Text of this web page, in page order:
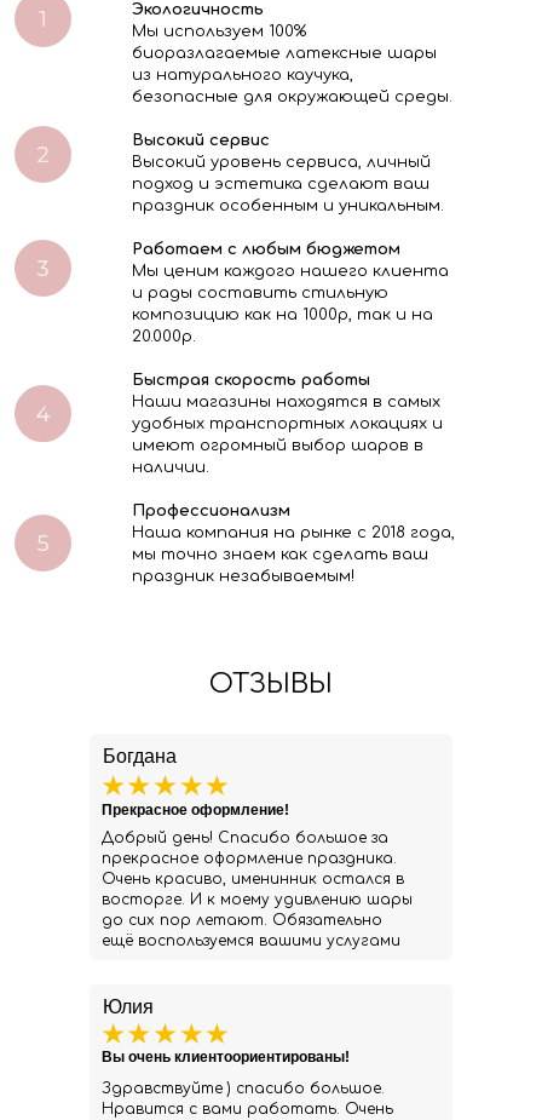
Экологичность
Мы используем 100%
биоразлагаемые латексные шары
из натурального каучука,
безопасные для окружающей среды.
Высокий сервис
Высокий уровень сервиса, личный
подход и эстетика сделают ваш
праздник особенным и уникальным.
Работаем с любым бюджетом
Мы ценим каждого нашего клиента
и рады составить стильную
композицию как на 1000р, так и на
20.000р.
Быстрая скорость работы
Наши магазины находятся в самых
удобных транспортных локациях и
имеют огромный выбор шаров в
наличии.
Профессионализм
Наша компания на рынке с 2018 года,
мы точно знаем как сделать ваш
праздник незабываемым!
ОТЗЫВЫ
Юлия
Здравствуйте ) спасибо большое.
Нравится с вами работать. Очень
Вы очень клиентоориентированы!
Богдана
Добрый день! Спасибо большое за
прекрасное оформление праздника.
Очень красиво, именинник остался в
восторге. И к моему удивлению шары
до сих пор летают. Обязательно
ещё воспользуемся вашими услугами
Прекрасное оформление!